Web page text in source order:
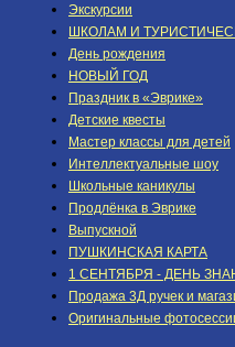
Экскурсии
ШКОЛАМ И
День рождения
НОВЫЙ ГОД
Праздник в «Эврике»
Детские квесты
Мастер классы для детей
Интеллектуальные шоу
Школьные каникулы
Продлёнка в Эврике
Выпускной
ПУШКИНСКАЯ КАРТА
1 СЕНТЯБРЯ - ДЕНЬ
Продажа 3Д ручек и
Оригинальные